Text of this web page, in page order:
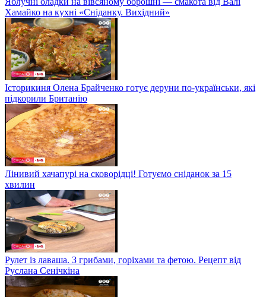
Хамайко на кухні «Сніданку. Вихідний»
Історикиня Олена Брайченко готує деруни по-українськи, які
підкорили Британію
Лінивий хачапурі на сковорідці! Готуємо сніданок за 15
хвилин
Рулет із лаваша. З грибами, горіхами та фетою. Рецепт від
Руслана Сенічкіна